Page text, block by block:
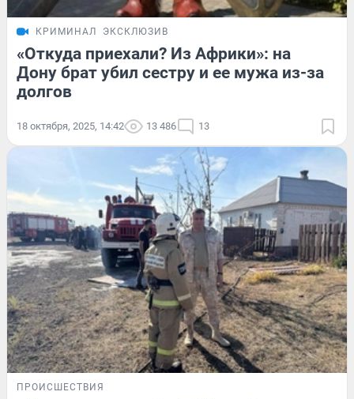
КРИМИНАЛ ЭКСКЛЮЗИВ
«Откуда приехали? Из Африки»: на
Дону брат убил сестру и ее мужа из-за
долгов
18 октября, 2025, 14:42 13 486 13
ПРОИСШЕСТВИЯ